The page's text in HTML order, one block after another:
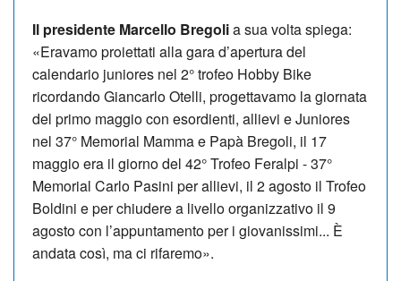
Il presidente Marcello Bregolia sua volta spiega:
«Eravamo proiettati alla gara d’apertura del
calendario juniores nel 2° trofeo Hobby Bike
ricordando Giancarlo Otelli, progettavamo la giornata
del primo maggio con esordienti, allievi e Juniores
nel 37° Memorial Mamma e Papà Bregoli, il 17
maggio era il giorno del 42° Trofeo Feralpi - 37°
Memorial Carlo Pasini per allievi, il 2 agosto il Trofeo
Boldini e per chiudere a livello organizzativo il 9
agosto con l’appuntamento per i giovanissimi... È
andata così, ma ci rifaremo».